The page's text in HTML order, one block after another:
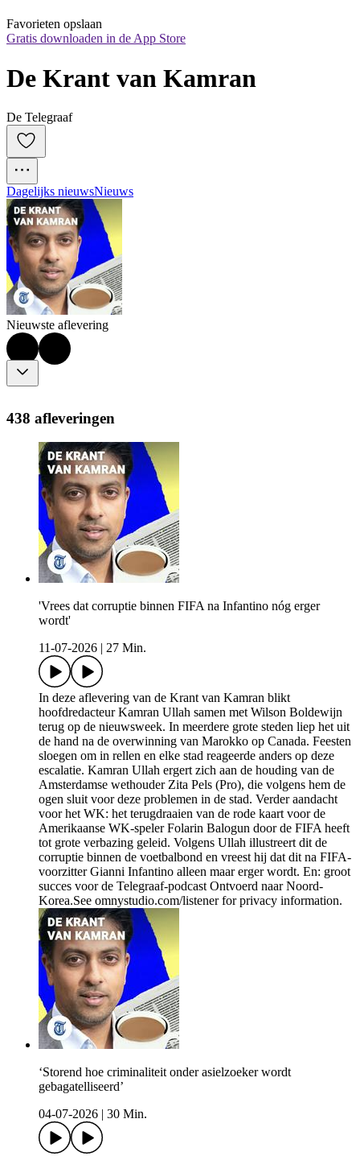
Favorieten opslaan
Gratis downloaden in de App Store
De Krant van Kamran
De Telegraaf
Dagelijks nieuwsNieuws
Nieuwste aflevering
438 afleveringen
'Vrees dat corruptie binnen FIFA na Infantino nóg erger
wordt'
11-07-2026
27 Min.
In deze aflevering van de Krant van Kamran blikt
hoofdredacteur Kamran Ullah samen met Wilson Boldewijn
terug op de nieuwsweek. In meerdere grote steden liep het uit
de hand na de overwinning van Marokko op Canada. Feesten
sloegen om in rellen en elke stad reageerde anders op deze
escalatie. Kamran Ullah ergert zich aan de houding van de
Amsterdamse wethouder Zita Pels (Pro), die volgens hem de
ogen sluit voor deze problemen in de stad. Verder aandacht
voor het WK: het terugdraaien van de rode kaart voor de
Amerikaanse WK-speler Folarin Balogun door de FIFA heeft
tot grote verbazing geleid. Volgens Ullah illustreert dit de
corruptie binnen de voetbalbond en vreest hij dat dit na FIFA-
voorzitter Gianni Infantino alleen maar erger wordt. En: groot
succes voor de Telegraaf-podcast Ontvoerd naar Noord-
Korea.See omnystudio.com/listener for privacy information.
‘Storend hoe criminaliteit onder asielzoeker wordt
gebagatelliseerd’
04-07-2026
30 Min.